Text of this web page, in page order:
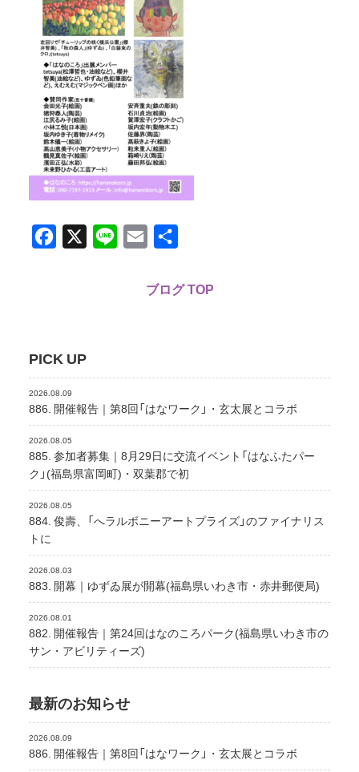
Facebook
X Line Email
ブログ TOP
PICK UP
2026.08.09
886. 開催報告｜第8回「はなワーク」・玄太展とコラボ
2026.08.05
885. 参加者募集｜8月29日に交流イベント「はなふたパー
ク」(福島県富岡町)・双葉郡で初
2026.08.05
884. 俊壽、「へラルボニーアートプライズ」のファイナリス
トに
2026.08.03
883. 開幕｜ゆずゐ展が開幕(福島県いわき市・赤井郵便局)
2026.08.01
882. 開催報告｜第24回はなのころパーク(福島県いわき市の
サン・アビリティーズ)
最新のお知らせ
2026.08.09
886. 開催報告｜第8回「はなワーク」・玄太展とコラボ